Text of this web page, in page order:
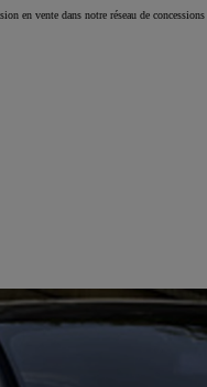
ou Diesel
en vente dans notre réseau de